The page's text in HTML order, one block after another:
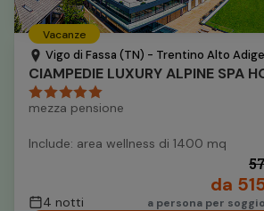
Vacanze
Vigo di Fassa (TN) - Trentino Alto Adige -
mezza pensione
Include: area wellness di 1400 mq
4 notti
da
a persona per